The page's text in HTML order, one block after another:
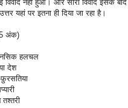
नही हुआ। और सारा विवाद इसके
यहां पर इतना ही दिया जा रहा है।
अंक)
हलचल
देश